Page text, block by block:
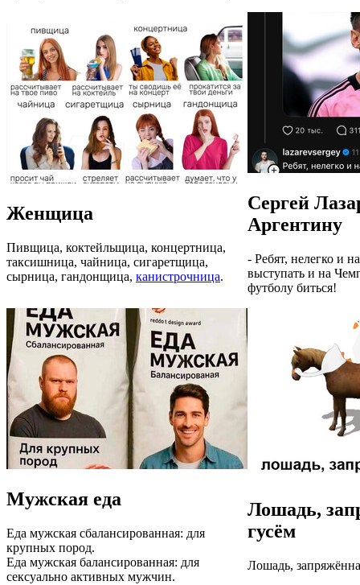
Женщица
Пивщица, коктейльщица, концертница,
таксишница, чайница, сигаретщица,
сырница, гандонщица, канистрочница.
Сергей
Аргентину
- Ребят, нелегко и
выступать и на
футболу биться!
Мужская еда
Еда мужская сбалансированная: для
крупных пород.
Еда мужская балансированная: для
сексуально активных мужчин.
Лошадь,
гусём
Лошадь,